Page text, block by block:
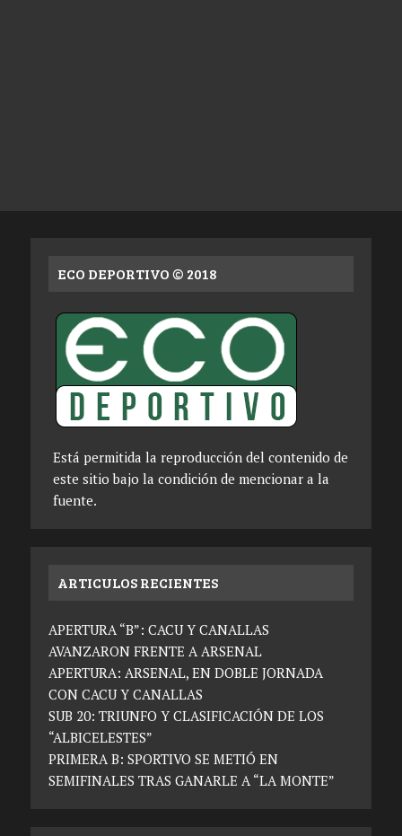
ECO DEPORTIVO © 2018
Está permitida la reproducción del contenido de
este sitio bajo la condición de mencionar a la
fuente.
ARTICULOS RECIENTES
APERTURA “B”: CACU Y CANALLAS
AVANZARON FRENTE A ARSENAL
APERTURA: ARSENAL, EN DOBLE JORNADA
CON CACU Y CANALLAS
SUB 20: TRIUNFO Y CLASIFICACIÓN DE LOS
“ALBICELESTES”
PRIMERA B: SPORTIVO SE METIÓ EN
SEMIFINALES TRAS GANARLE A “LA MONTE”